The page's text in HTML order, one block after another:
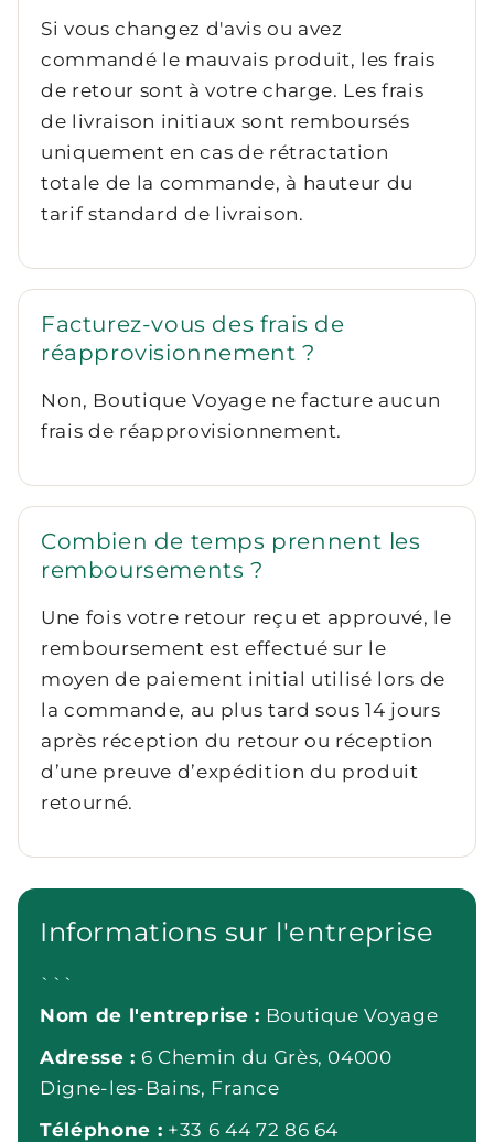
Si vous changez d'avis ou avez
commandé le mauvais produit, les frais
de retour sont à votre charge. Les frais
de livraison initiaux sont remboursés
uniquement en cas de rétractation
totale de la commande, à hauteur du
tarif standard de livraison.
Facturez-vous des frais de
réapprovisionnement ?
Non, Boutique Voyage ne facture aucun
frais de réapprovisionnement.
Combien de temps prennent les
remboursements ?
Une fois votre retour reçu et approuvé, le
remboursement est effectué sur le
moyen de paiement initial utilisé lors de
la commande, au plus tard sous 14 jours
après réception du retour ou réception
d’une preuve d’expédition du produit
retourné.
Informations sur l'entreprise
```
Nom de l'entreprise : Boutique Voyage
Adresse : 6 Chemin du Grès, 04000
Digne-les-Bains, France
Téléphone : +33 6 44 72 86 64